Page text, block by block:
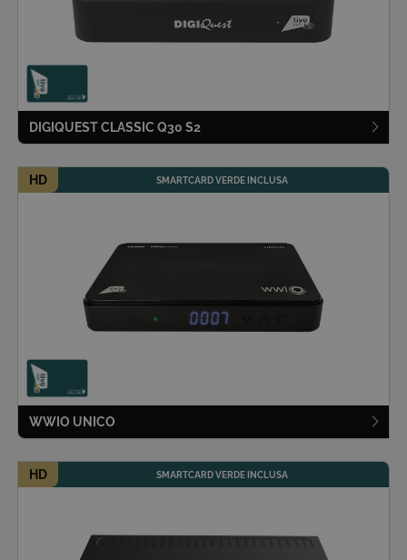
DIGIQUEST CLASSIC Q30 S2
HD SMARTCARD VERDE INCLUSA
WWIO UNICO
HD SMARTCARD VERDE INCLUSA
Non classificati
navigazione, che costituiscono una richiesta di
servizi ai sensi di legge, come la corretta
Inoltre, ti permetteranno di navigare sul sito
ricordando le scelte e in base ai criteri da te
selezionati (es. lingua, prodotti presenti nel
alcune parti del sito non funzioneranno
correttamente. Questi cookie non archiviano, di
norma, dati personali.
Nome
Dominio
CookieConsentPolicy
areaclienti.tivusat.tv
LSKey-
areaclienti.tivusat.tv 1 anno